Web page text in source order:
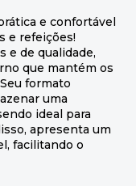
e confortável
e refeições!
e de qualidade,
que mantém os
formato
uma
ideal para
apresenta um
facilitando o